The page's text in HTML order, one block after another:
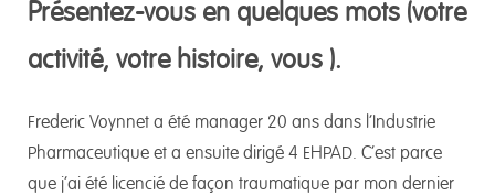
Présentez-vous en quelques mots (votre
activité, votre histoire, vous ).
Frederic Voynnet a été manager 20 ans dans l’Industrie
Pharmaceutique et a ensuite dirigé 4 EHPAD. C’est parce
que j’ai été licencié de façon traumatique par mon dernier